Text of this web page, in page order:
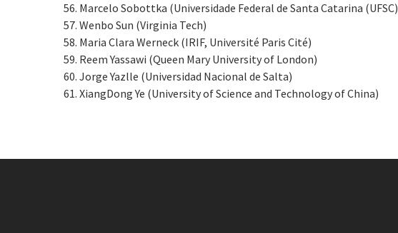
Marcelo Sobottka (Universidade Federal de Santa Catarina
Wenbo Sun (Virginia Tech)
Maria Clara Werneck (IRIF, Université Paris Cité)
Reem Yassawi (Queen Mary University of London)
Jorge Yazlle (Universidad Nacional de Salta)
XiangDong Ye (University of Science and Technology of China)